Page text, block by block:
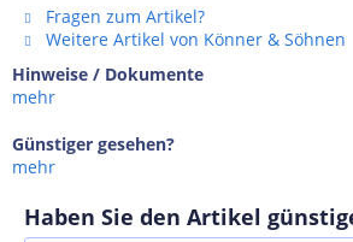
Fragen zum Artikel?
Weitere Artikel von Könner & Söhnen
Hinweise / Dokumente
mehr
Günstiger gesehen?
mehr
Haben Sie den Artikel